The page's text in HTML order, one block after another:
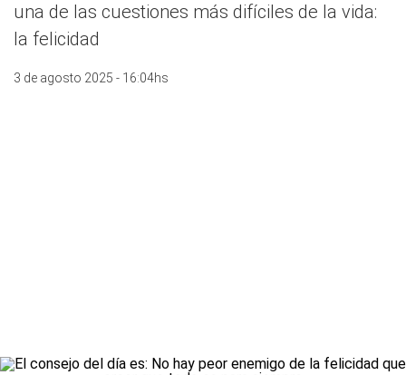
una de las cuestiones más difíciles de la vida:
la felicidad
3 de agosto 2025 - 16:04hs